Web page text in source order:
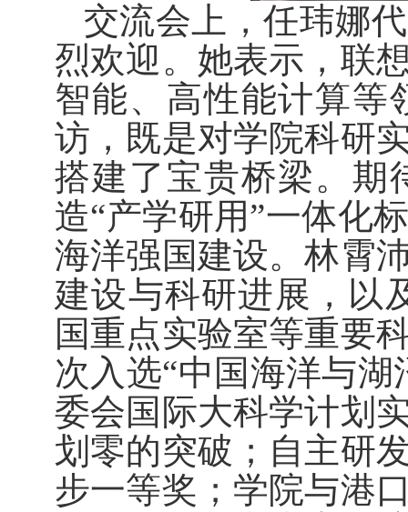
交流会上，任玮娜
烈欢迎。她表示，联
智能、高性能计算等
访，既是对学院科研
搭建了宝贵桥梁。期
造“产学研用”一体化
海洋强国建设。林霄
建设与科研进展，以
国重点实验室等重要
次入选“中国海洋与
委会国际大科学计划
划零的突破；自主研
步一等奖；学院与港